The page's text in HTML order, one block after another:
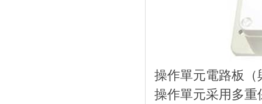
操作單元電路板（
操作單元采用多重